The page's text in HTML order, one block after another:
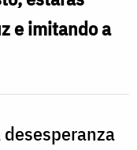
e imitando a